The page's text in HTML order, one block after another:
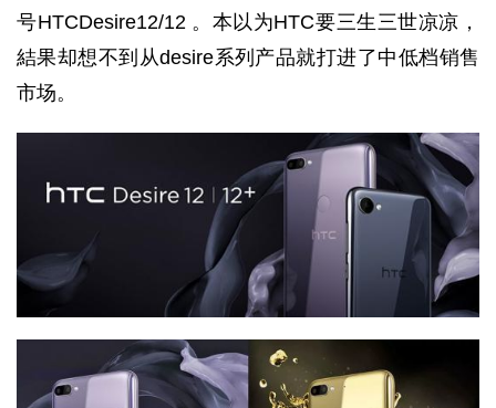
号HTCDesire12/12 。本以为HTC要三生三世凉凉，
結果却想不到从desire系列产品就打进了中低档销售
市场。